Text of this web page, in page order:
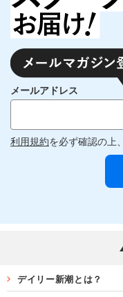
メールアドレス
利用規約を必ず確認の上
デイリー新潮とは？